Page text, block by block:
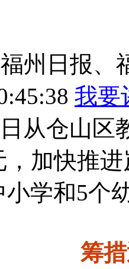
州日报、
我要
从仓山区
，加快推
学和5个
筹